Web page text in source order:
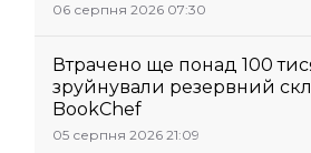
06 серпня 2026 07:30
Втрачено ще понад 100
зруйнували резервний
BookChef
05 серпня 2026 21:09